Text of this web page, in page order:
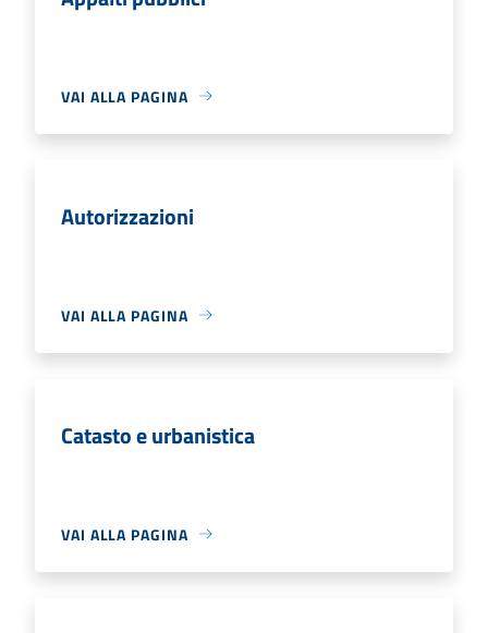
VAI ALLA PAGINA
Autorizzazioni
VAI ALLA PAGINA
Catasto e urbanistica
VAI ALLA PAGINA